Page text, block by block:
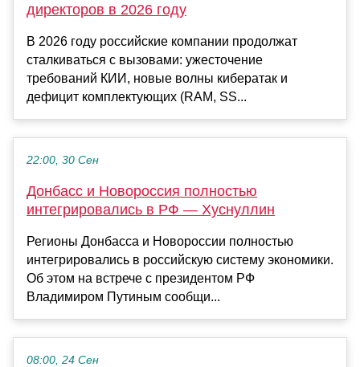
директоров в 2026 году
В 2026 году российские компании продолжат
сталкиваться с вызовами: ужесточение
требований КИИ, новые волны кибератак и
дефицит комплектующих (RAM, SS...
22:00, 30 Сен
Донбасс и Новороссия полностью
интегрировались в РФ — Хуснуллин
Регионы Донбасса и Новороссии полностью
интегрировались в российскую систему экономики.
Об этом на встрече с президентом РФ
Владимиром Путиным сообщи...
08:00, 24 Сен